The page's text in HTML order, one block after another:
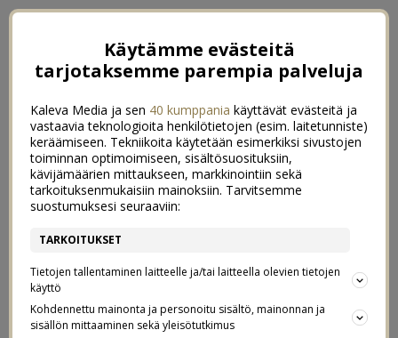
Käytämme evästeitä
tarjotaksemme parempia palveluja
Kaleva Media ja sen 40 kumppania käyttävät evästeitä ja
vastaavia teknologioita henkilötietojen (esim. laitetunniste)
keräämiseen. Tekniikoita käytetään esimerkiksi sivustojen
toiminnan optimoimiseen, sisältösuosituksiin,
kävijämäärien mittaukseen, markkinointiin sekä
tarkoituksenmukaisiin mainoksiin. Tarvitsemme
suostumuksesi seuraaviin:
TARKOITUKSET
Tietojen tallentaminen laitteelle ja/tai laitteella olevien tietojen
käyttö
Kohdennettu mainonta ja personoitu sisältö, mainonnan ja
sisällön mittaaminen sekä yleisötutkimus